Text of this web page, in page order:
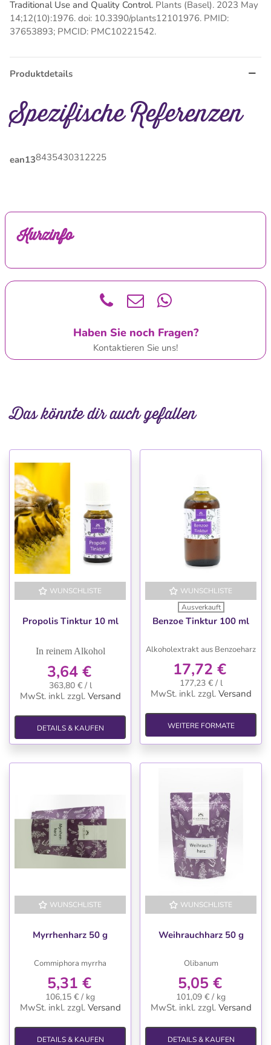
Traditional Use and Quality Control. Plants (Basel). 2023 May
14;12(10):1976. doi: 10.3390/plants12101976. PMID:
37653893; PMCID: PMC10221542.
Produktdetails
Spezifische Referenzen
ean138435430312225
Kurzinfo
Haben Sie noch Fragen?
Kontaktieren Sie uns!
Das könnte dir auch gefallen
WUNSCHLISTE
Propolis Tinktur 10 ml
In reinem Alkohol
3,64 €
363,80 € / l
MwSt. inkl. zzgl. Versand
DETAILS & KAUFEN
WUNSCHLISTE
Ausverkauft
Benzoe Tinktur 100 ml
Alkoholextrakt aus Benzoeharz
17,72 €
177,23 € / l
MwSt. inkl. zzgl. Versand
WEITERE FORMATE
WUNSCHLISTE
Myrrhenharz 50 g
Commiphora myrrha
5,31 €
106,15 € / kg
MwSt. inkl. zzgl. Versand
DETAILS & KAUFEN
WUNSCHLISTE
Weihrauchharz 50 g
Olibanum
5,05 €
101,09 € / kg
MwSt. inkl. zzgl. Versand
DETAILS & KAUFEN